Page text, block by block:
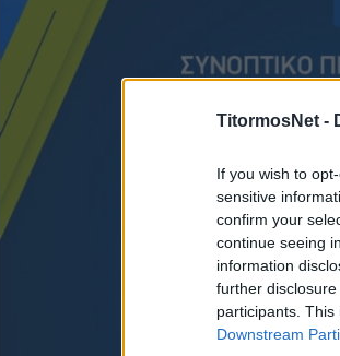
TitormosNet -
If you wish to
sensitive
confirm your
continue seeing
information
further
participants.
Downstream